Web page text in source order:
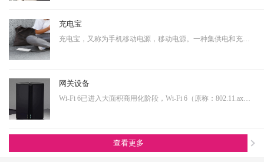
充电宝
充电宝，又称为手机移动电源，移动电源。一种集供电和充电功能于一体的便携式充电器，可以给手机等数码设备随时随地充电或待机供电。随着移动产品的大量普及，以及移动设备的功能多样化，其用电需求也是越来越大，随身携带一个充电宝变为了常态，同时共享充电宝这个行业也…
网关设备
Wi-Fi 6已进入大面积商用化阶段，Wi-Fi 6（原称：802.11.ax）即第六代无线网络技术，提升更高的带宽，降低延时，连接用户数量提升明显。从IoT大布局的角度看，Wi-Fi 6在其中扮演着尤为重要的角色，也是高端技术的产物，内部有非常多的电源转换单元，亦需要搭配大电流功率…
查看更多